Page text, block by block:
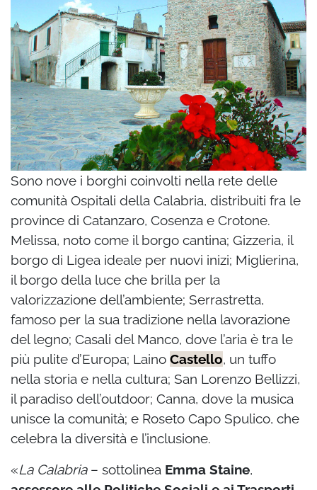
Sono nove i borghi coinvolti nella rete delle
comunità Ospitali della Calabria, distribuiti fra le
province di Catanzaro, Cosenza e Crotone.
Melissa, noto come il borgo cantina; Gizzeria, il
borgo di Ligea ideale per nuovi inizi; Miglierina,
il borgo della luce che brilla per la
valorizzazione dell’ambiente; Serrastretta,
famoso per la sua tradizione nella lavorazione
del legno; Casali del Manco, dove l’aria è tra le
più pulite d’Europa; Laino Castello, un tuffo
nella storia e nella cultura; San Lorenzo Bellizzi,
il paradiso dell’outdoor; Canna, dove la musica
unisce la comunità; e Roseto Capo Spulico, che
celebra la diversità e l’inclusione.
«La Calabria– sottolinea Emma Staine,